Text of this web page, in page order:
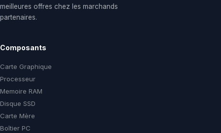
meilleures offres chez les marchands
partenaires.
Composants
Carte Graphique
Processeur
Memoire RAM
Disque SSD
Carte Mère
Boîtier PC